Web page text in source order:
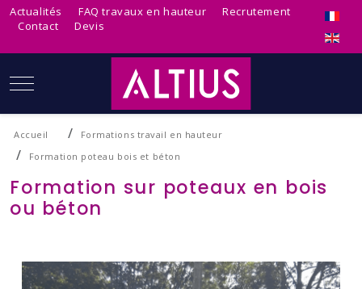
Actualités FAQ travaux en hauteur
Recrutement
Contact
Devis
Mobile Menu Toggle
Accueil
Formations travail en hauteur
Formation poteau bois et béton
Formation sur poteaux en bois
ou béton